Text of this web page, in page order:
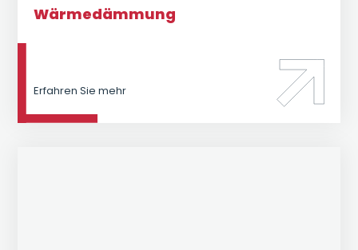
Wärmedämmung
Erfahren Sie mehr